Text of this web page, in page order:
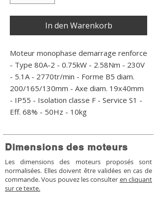
In den Warenkorb
Moteur monophase demarrage renforce
- Type 80A-2 - 0.75kW - 2.58Nm - 230V
- 5.1A - 2770tr/min - Forme B5 diam.
200/165/130mm - Axe diam. 19x40mm
- IP55 - Isolation classe F - Service S1 -
Eff. 68% - 50Hz - 10kg
Dimensions des moteurs
Les dimensions des moteurs proposés sont
normalisées. Elles doivent être validées en cas de
commande. Vous pouvez les consulter en cliquant
sur ce texte.